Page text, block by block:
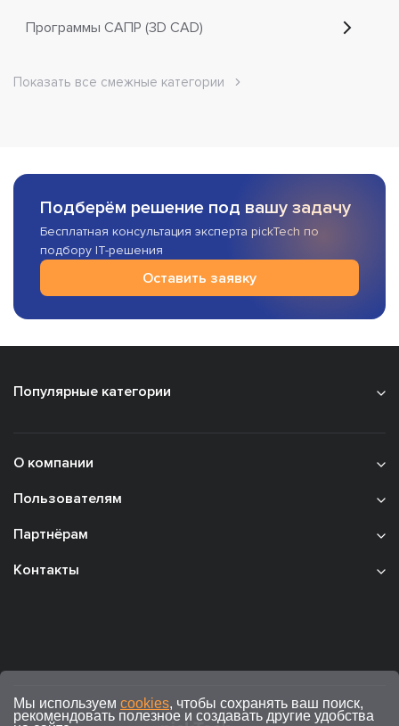
Программы САПР (3D CAD)
Показать все смежные категории
Подберём решение под вашу задачу
Бесплатная консультация эксперта pickTech по
подбору IT-решения
Оставить заявку
Популярные категории
О компании
Пользователям
Партнёрам
Контакты
Мы используем cookies, чтобы сохранять ваш поиск,
рекомендовать полезное и создавать другие удобства